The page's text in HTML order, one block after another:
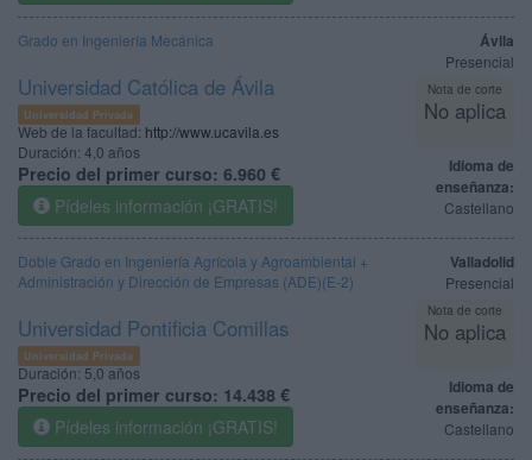
Ávila
Presencial
Nota de corte
No aplica
Idioma de
enseñanza:
Castellano
Grado en Ingeniería Mecánica
Universidad Católica de Ávila
Universidad Privada
Web de la facultad: http://www.ucavila.es
Duración: 4,0 años
Precio del primer curso: 6.960 €
Pídeles información ¡GRATIS!
Valladolid
Presencial
Nota de corte
No aplica
Idioma de
enseñanza:
Castellano
Doble Grado en Ingeniería Agrícola y Agroambiental +
Administración y Dirección de Empresas (ADE)(E-2)
Universidad Pontificia Comillas
Universidad Privada
Duración:5,0 años
Precio del primer curso: 14.438 €
Pídeles información ¡GRATIS!